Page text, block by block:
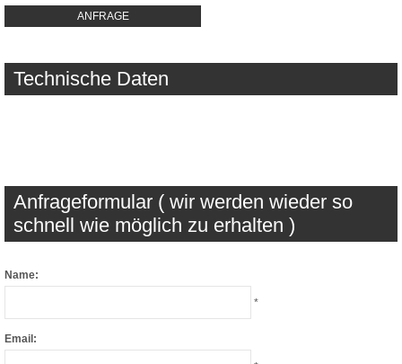
ANFRAGE
Technische Daten
Anfrageformular ( wir werden wieder so
schnell wie möglich zu erhalten )
Name:
*
Email: